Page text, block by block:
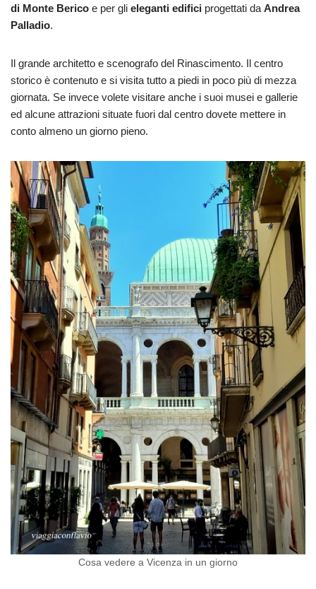
di Monte Berico e per gli eleganti edifici progettati da Andrea
Palladio.
Il grande architetto e scenografo del Rinascimento. Il centro
storico è contenuto e si visita tutto a piedi in poco più di mezza
giornata. Se invece volete visitare anche i suoi musei e gallerie
ed alcune attrazioni situate fuori dal centro dovete mettere in
conto almeno un giorno pieno.
Cosa vedere a Vicenza in un giorno